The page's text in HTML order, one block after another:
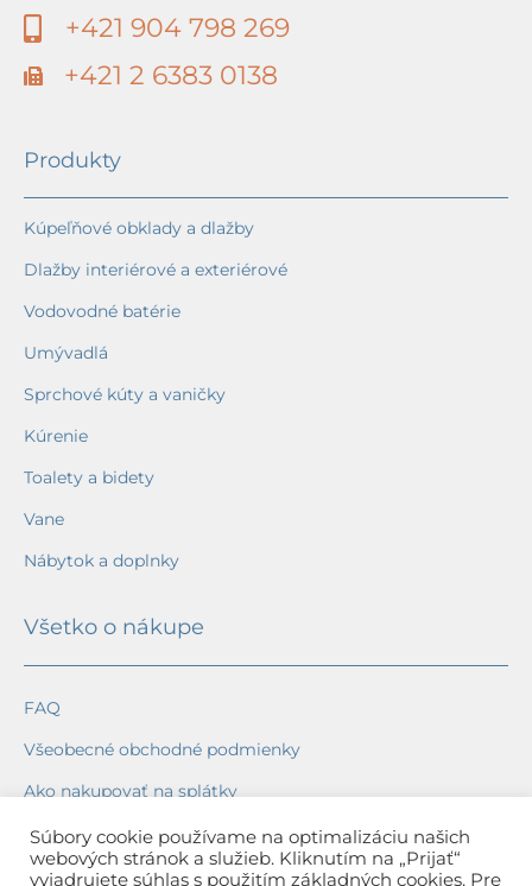
+421 904 798 269
+421 2 6383 0138
Produkty
Kúpeľňové obklady a dlažby
Dlažby interiérové a exteriérové
Vodovodné batérie
Umývadlá
Sprchové kúty a vaničky
Kúrenie
Toalety a bidety
Vane
Nábytok a doplnky
Všetko o nákupe
FAQ
Všeobecné obchodné podmienky
Ako nakupovať na splátky
Ochrana osobných údajov
Reklamačný poriadok
Súbory cookie používame na optimalizáciu našich
webových stránok a služieb. Kliknutím na „Prijať“
vyjadrujete súhlas s použitím základných cookies. Pre